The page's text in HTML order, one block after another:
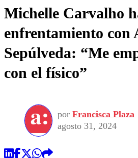
Michelle Carvalho
enfrentamiento con
Sepúlveda: “Me
con el físico”
por Francisca Plaza
agosto 31, 2024